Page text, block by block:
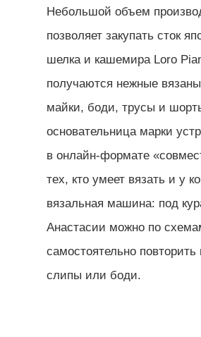
Небольшой объем
позволяет закупать сток
шелка и кашемира Loro
получаются нежные
майки, боди, трусы и
основательница марки
в онлайн-формате
тех, кто умеет вязать и у
вязальная машина: под
Анастасии можно по
самостоятельно повторить
слипы или боди.